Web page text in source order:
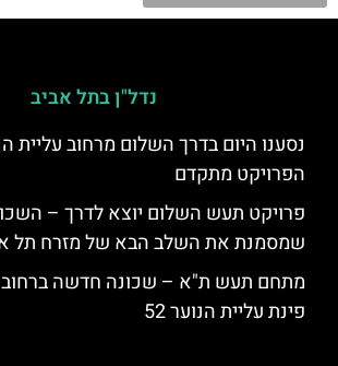
נדל"ן בתל אביב
נסענו היום בדרך השלום מרחוב עליית
הפרויקט מתקדם
פרויקט תעש השלום יוצא לדרך –
שמסמנת את השלב הבא של מזרח תל
פינת עליית הנוער 52